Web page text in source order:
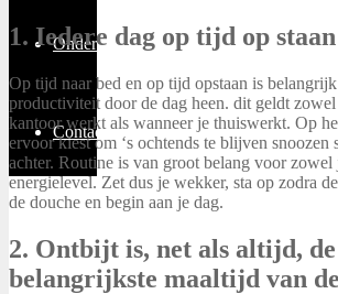
Ondernemen
Contact
1. Iedere dag op tijd op staan
Op tijd naar bed en op tijd opstaan is
productiviteit door de dag heen. dit geldt
kantoor werkt als wanneer je thuiswerkt. Op
ervoor kiest om ‘s ochtends te blijven snoozen
achter. Routine is van groot belang voor
energielevel. Zet dus je wekker, sta op zodra
de douche en begin aan je dag.
2. Ontbijt is, net als altijd, de
belangrijkste maaltijd van